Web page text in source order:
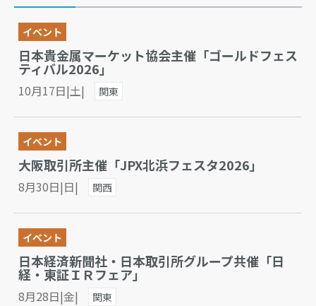
イベント
日本貴金属マーケット協会主催「ゴールドフェス
ティバル2026」
10月17日|土| 関東
イベント
大阪取引所主催「JPX北浜フェスタ2026」
8月30日|日| 関西
イベント
日本経済新聞社・日本取引所グループ共催「日
経・東証ＩＲフェア」
8月28日|金| 関東